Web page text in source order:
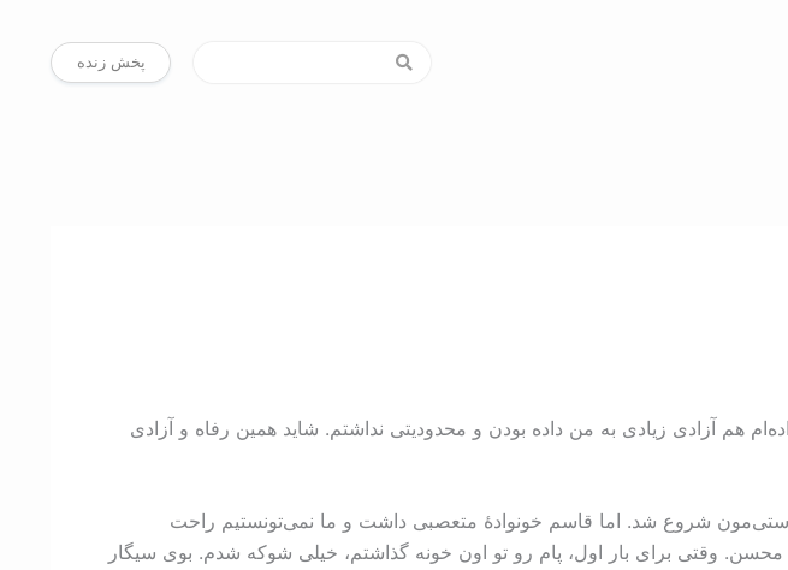
پخش زنده
هم آزادی زیادی به من داده بودن و محدودیتی نداشتم. شاید همین رفاه و آزادی
شروع شد. اما قاسم خونوادۀ متعصبی داشت و ما نمی‌تونستیم راحت
وقتی برای بار اول، پام رو تو اون خونه گذاشتم، خیلی شوکه شدم. بوی سیگار